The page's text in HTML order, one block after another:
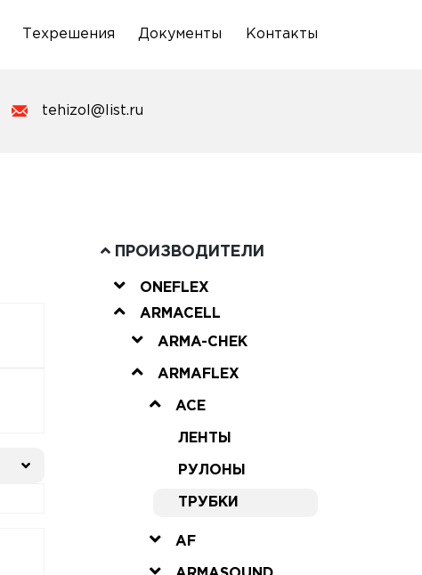
Техрешения Документы Контакты
tehizol@list.ru
ПРОИЗВОДИТЕЛИ
ONEFLEX
ARMACELL
ARMA-CHEK
ARMAFLEX
ACE
ЛЕНТЫ
РУЛОНЫ
ТРУБКИ
AF